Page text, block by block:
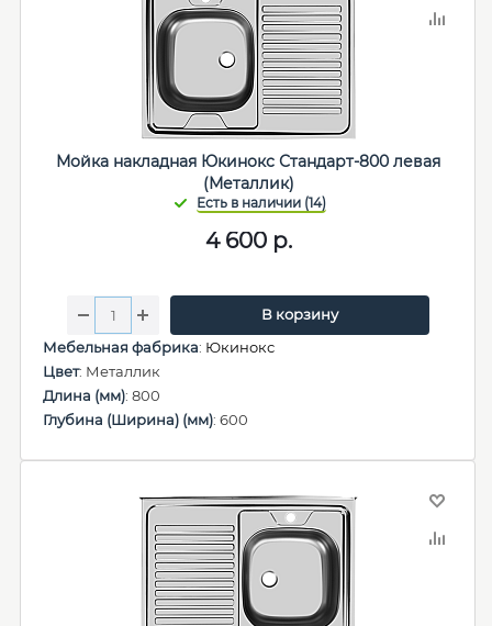
Мойка накладная Юкинокс Стандарт-800 левая
(Металлик)
4 600р.
В корзину
Мебельная фабрика: Юкинокс
Цвет: Металлик
Длина (мм): 800
Глубина (Ширина) (мм): 600